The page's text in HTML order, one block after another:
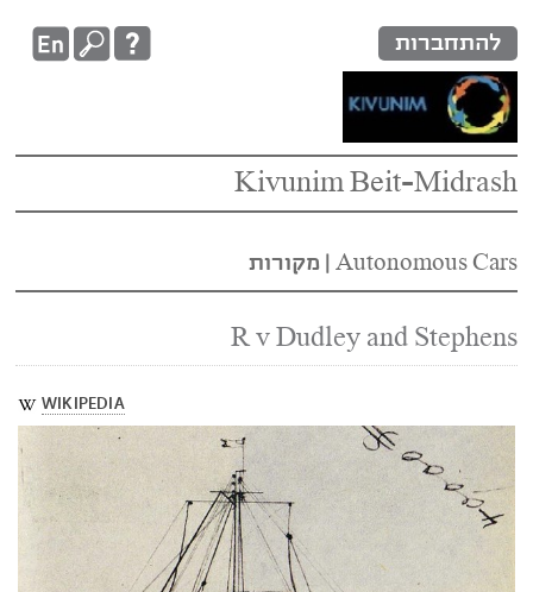
להתחברות
Kivunim Beit-Midrash
Autonomous Cars‏
| מקורות
R v Dudley and Stephens